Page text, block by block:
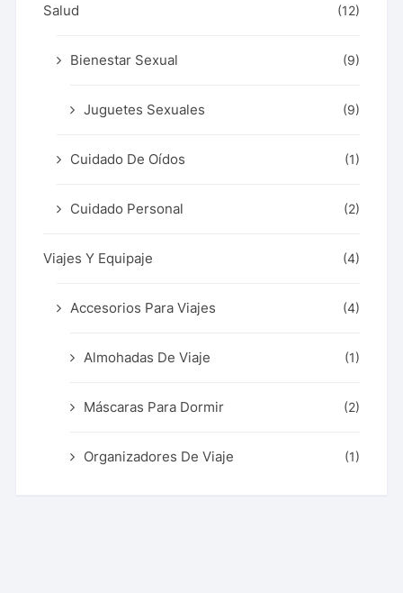
Salud (12)
Bienestar Sexual (9)
Juguetes Sexuales (9)
Cuidado De Oídos (1)
Cuidado Personal (2)
Viajes Y Equipaje (4)
Accesorios Para Viajes (4)
Almohadas De Viaje (1)
Máscaras Para Dormir (2)
Organizadores De Viaje (1)